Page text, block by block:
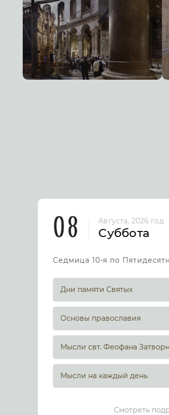
08
Августа, 2026 год
Суббота
Седмица 10-я по
Дни памяти Святых
Основы православия
Мысли свт. Феофана
Мысли на каждый день
Смотреть